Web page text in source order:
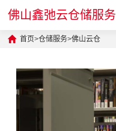
佛山鑫弛云仓储服
首页>仓储服务>佛山云仓